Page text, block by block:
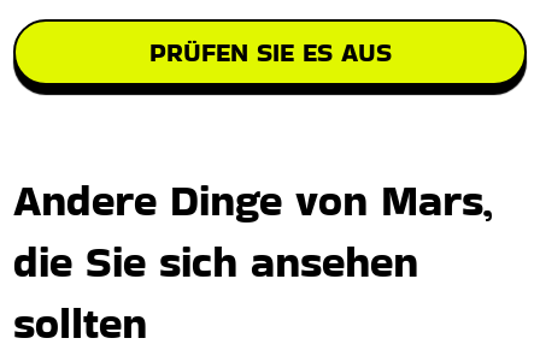
PRÜFEN SIE ES AUS
Andere Dinge von Mars,
die Sie sich ansehen
sollten